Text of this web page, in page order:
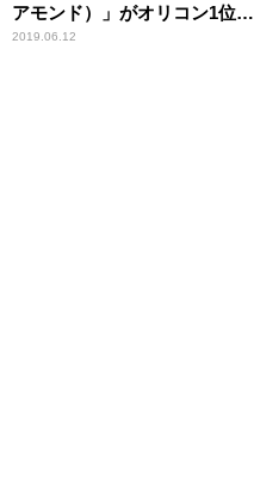
アモンド）」がオリコン1位を
獲得
2019.06.12